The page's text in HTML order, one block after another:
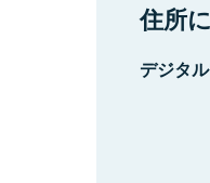
住所
デジタ